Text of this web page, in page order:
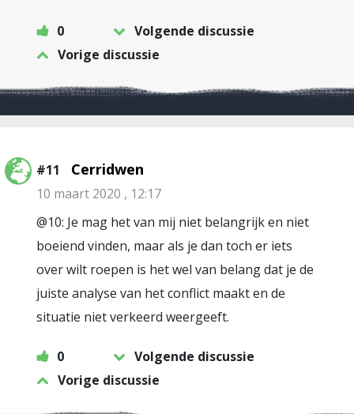
0
Volgende discussie
Vorige discussie
#11 Cerridwen
10 maart 2020 , 12:17
@10: Je mag het van mij niet belangrijk en niet
boeiend vinden, maar als je dan toch er iets
over wilt roepen is het wel van belang dat je de
juiste analyse van het conflict maakt en de
situatie niet verkeerd weergeeft.
0
Volgende discussie
Vorige discussie